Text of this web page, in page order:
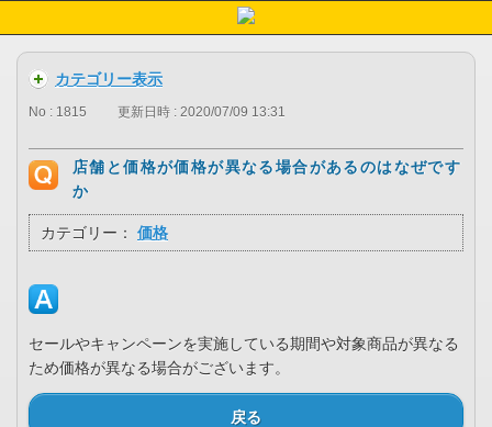
カテゴリー表示
No : 1815 更新日時 : 2020/07/09 13:31
店舗と価格が価格が異なる場合があるのはなぜです
か
カテゴリー： 価格
セールやキャンペーンを実施している期間や対象商品が異なる
ため価格が異なる場合がございます。
戻る